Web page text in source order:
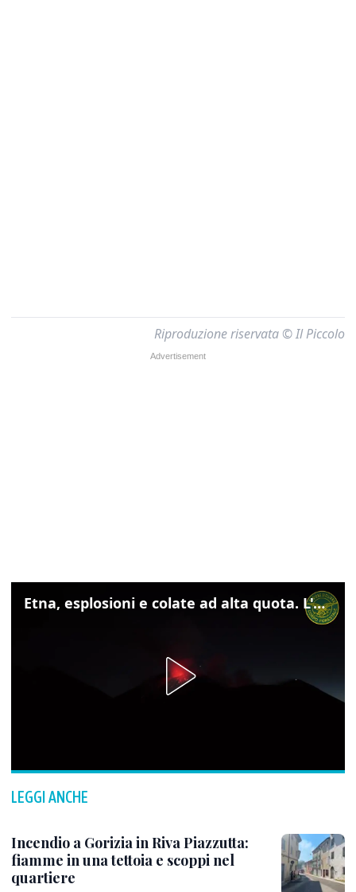
Riproduzione riservata © Il Piccolo
Etna, esplosioni e colate ad alta quota. L'aeroporto di Catania verso la normalità
LEGGI ANCHE
Incendio a Gorizia in Riva Piazzutta:
fiamme in una tettoia e scoppi nel
quartiere